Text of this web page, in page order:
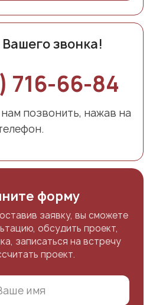
звонка!
716-66-84
позвонить, нажав на
форму
заявку, вы сможете
обсудить проект,
записаться на встречу
проект.